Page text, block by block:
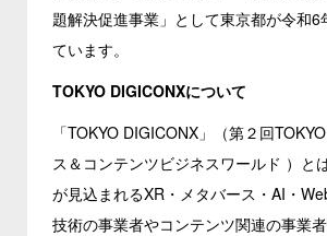
題解決促進事業」として東京都が令和6
ています。
TOKYO DIGICONXについて
「TOKYO DIGICONX」（第２回
ス＆コンテンツビジネスワールド ）と
が見込まれるXR・メタバース・AI・
技術の事業者やコンテンツ関連の事業